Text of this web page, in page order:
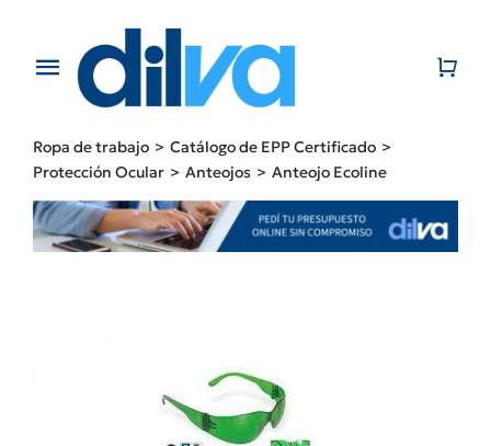
contentToggle
EMPRESA
PRODUCTOS
Ropa de trabajo
Catálogo de EPP Certificado
Protección Ocular
Anteojos Anteojo Ecoline